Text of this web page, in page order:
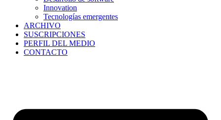
Innovation
Tecnologías emergentes
ARCHIVO
SUSCRIPCIONES
PERFIL DEL MEDIO
CONTACTO